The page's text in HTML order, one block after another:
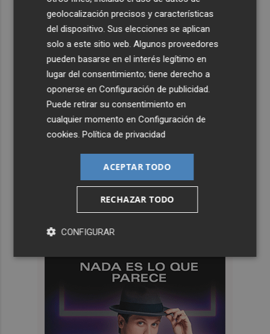
geolocalización precisos y características
del dispositivo. Sus elecciones se aplican
solo a este sitio web. Algunos proveedores
pueden basarse en el interés legítimo en
lugar del consentimiento; tiene derecho a
oponerse enConfiguración de publicidad.
Puede retirar su consentimiento en
cualquier momento enConfiguración de
cookies.Política de privacidad
ACEPTAR TODO
RECHAZAR TODO
CONFIGURAR